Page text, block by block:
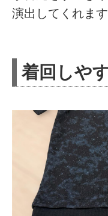
演出してくれます
着回しや